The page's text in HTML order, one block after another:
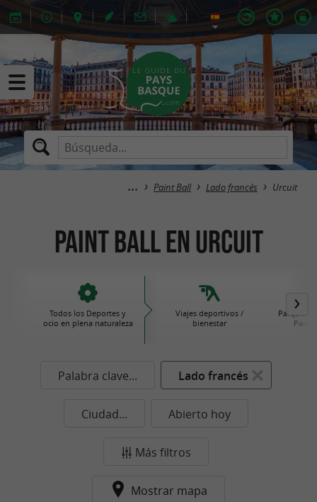
Paint Ball Lado francés Urcuit
Paint Ball en Urcuit
Todos los Deportes y
ocio en plena naturaleza
Viajes deportivos /
bienestar
Parques
Palabra clave... Lado francés
Ciudad... Abierto hoy
Más filtros
Mostrar mapa